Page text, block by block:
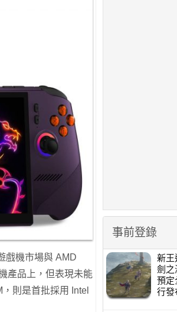
戲機市場與 AMD
產品上，但表現未能
則是首批採用 Intel
事前登錄
新王
劍之
預定
行發